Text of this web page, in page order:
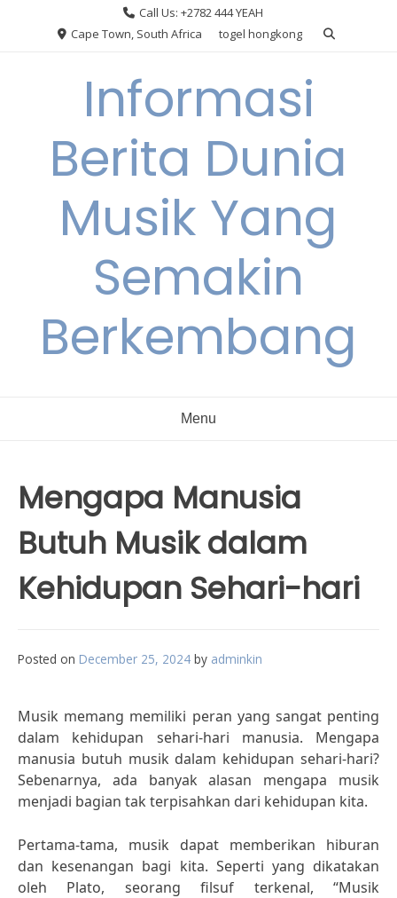
Call Us: +2782 444 YEAH
Cape Town, South Africa
togel hongkong
Informasi
Berita Dunia
Musik Yang
Semakin
Berkembang
Menu
Mengapa Manusia
Butuh Musik dalam
Kehidupan Sehari-hari
Posted on December 25, 2024 by adminkin
Musik memang memiliki peran yang sangat penting
dalam kehidupan sehari-hari manusia. Mengapa
manusia butuh musik dalam kehidupan sehari-hari?
Sebenarnya, ada banyak alasan mengapa musik
menjadi bagian tak terpisahkan dari kehidupan kita.
Pertama-tama, musik dapat memberikan hiburan
dan kesenangan bagi kita. Seperti yang dikatakan
oleh Plato, seorang filsuf terkenal, “Musik